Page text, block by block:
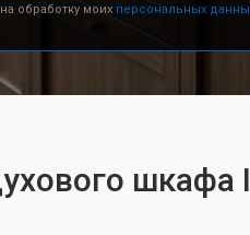
обработку моих персональных
шкафа